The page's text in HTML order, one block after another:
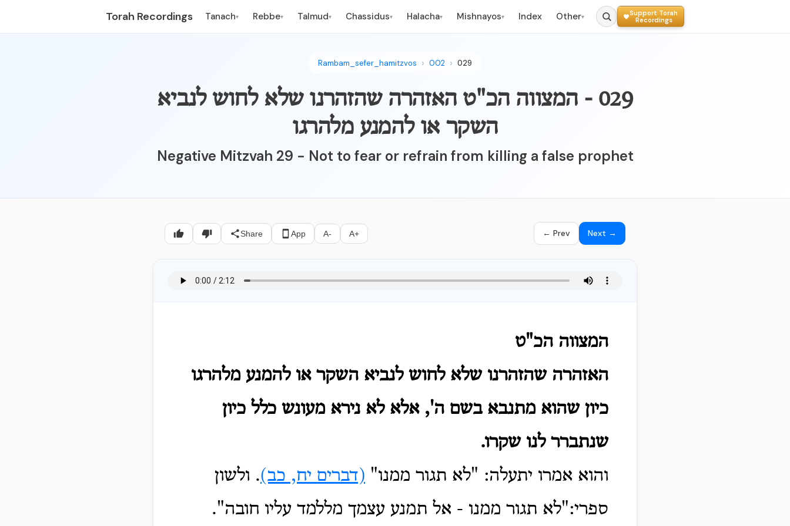
Torah Recordings Tanach▾ Rebbe▾ Talmud▾ Chassidus▾ Halacha▾ Mishnayos▾ Index Other▾
Support Torah
Recordings
Rambam_sefer_hamitzvos 002 029
029 - המצווה הכ"ט האזהרה שהזהרנו שלא לחוש לנביא
השקר או להמנע מלהרגו
Negative Mitzvah 29 - Not to fear or refrain from killing a false prophet
Share App A- A+ ← Prev Next →
המצווה הכ"ט
האזהרה שהזהרנו שלא לחוש לנביא השקר או להמנע מלהרגו
כיון שהוא מתנבא בשם ה', אלא לא נירא מעונש כלל כיון
שנתברר לנו שקרו.
והוא אמרו יתעלה: "לא תגור ממנו" (דברים יח, כב). ולשון
ספרי:"לא תגור ממנו - אל תמנע עצמך מללמד עליו חובה".